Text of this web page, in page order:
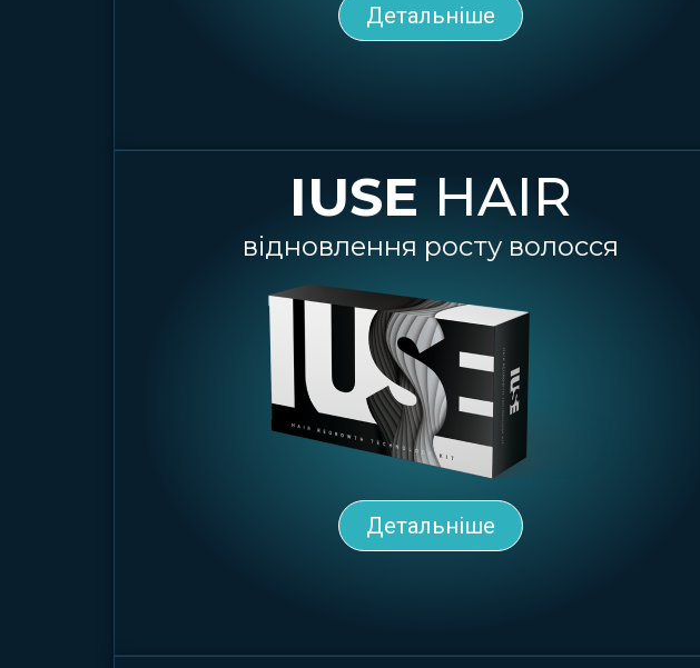
Детальніше
IUSE HAIR
відновлення росту волосся
Детальніше